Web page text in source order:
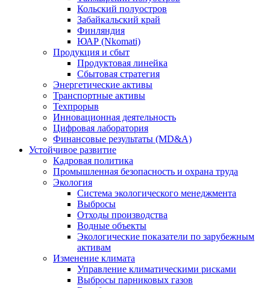
Кольский полуостров
Забайкальский край
Финляндия
ЮАР (Nkomati)
Продукция и сбыт
Продуктовая линейка
Сбытовая стратегия
Энергетические активы
Транспортные активы
Техпрорыв
Инновационная деятельность
Цифровая лаборатория
Финансовые результаты (MD&A)
Устойчивое развитие
Кадровая политика
Промышленная безопасность и охрана труда
Экология
Система экологического менеджмента
Выбросы
Отходы производства
Водные объекты
Экологические показатели по зарубежным
активам
Изменение климата
Управление климатическими рисками
Выбросы парниковых газов